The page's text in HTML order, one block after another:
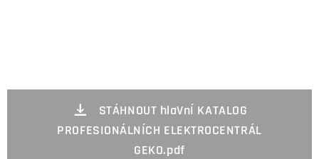
STÁHNOUT hlaVnÍ KATALOG
PROFESIONÁLNÍCH ELEKTROCENTRÁL
GEKO.pdf